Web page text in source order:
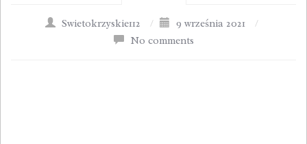
Swietokrzyskie112 / 9 września 2021
/
No comments